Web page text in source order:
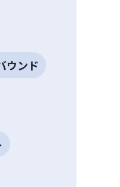
ウンド